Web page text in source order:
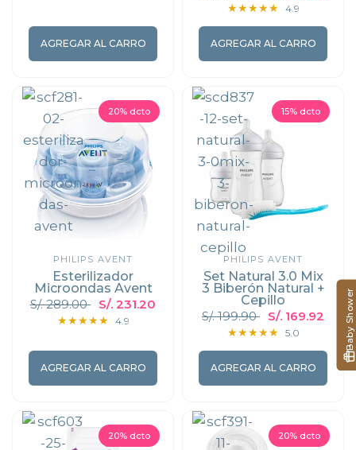
AGREGAR AL CARRO
4.9
AGREGAR AL CARRO
20% dcto
PHILIPS AVENT
Esterilizador
Microondas Avent
S/. 289.00 S/. 231.20
4.9
AGREGAR AL CARRO
15% dcto
PHILIPS AVENT
Set Natural 3.0 Mix
3 Biberón Natural +
Cepillo
S/. 199.90 S/. 169.92
5.0
AGREGAR AL CARRO
20% dcto 20% dcto
Baby Shower